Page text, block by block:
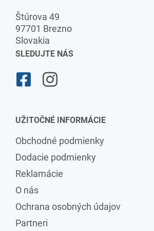
Štúrova 49
97701 Brezno
Slovakia
SLEDUJTE NÁS
UŽITOČNÉ INFORMÁCIE
Obchodné podmienky
Dodacie podmienky
Reklamácie
O nás
Ochrana osobných údajov
Partneri